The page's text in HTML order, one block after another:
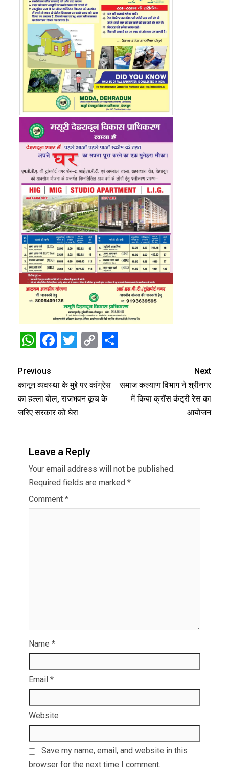
WhatsApp
Facebook
Twitter
Copy
Previous
कानून व्यवस्था के मुद्दे पर कांग्रेस
का हल्ला बोल, राजभवन कूच के
जरिए सरकार को घेरा
Next
समाज कल्याण विभाग ने श्रीनगर
में किया क्रॉस कंट्री रेस का
आयोजन
Leave a Reply
Your email address will not be published.
Required fields are marked *
Comment *
Name *
Email *
Website
Save my name, email, and website in this
browser for the next time I comment.